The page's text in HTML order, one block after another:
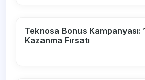
Teknosa Bonus Kampanyası:
Kazanma Fırsatı